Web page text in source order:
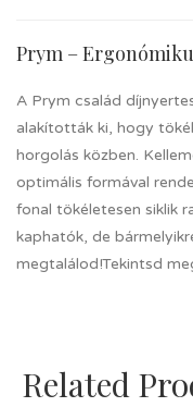
Prym –
A Prym család
alakították ki, hogy
horgolás közben.
optimális formával
fonal tökéletesen siklik
kaphatók, de
megtalálod!Tekintsd
Related